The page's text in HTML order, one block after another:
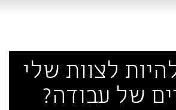
לצוות שלי
של עבודה?